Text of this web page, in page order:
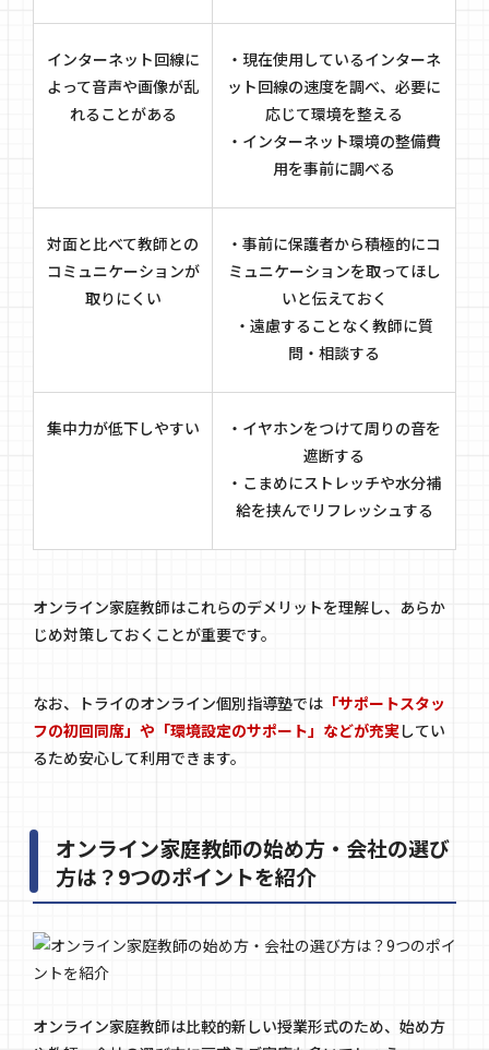
インターネット回線に
よって音声や画像が乱
れることがある
・現在使用しているインターネ
ット回線の速度を調べ、必要に
応じて環境を整える
・インターネット環境の整備費
用を事前に調べる
対面と比べて教師との
コミュニケーションが
取りにくい
・事前に保護者から積極的にコ
ミュニケーションを取ってほし
いと伝えておく
・遠慮することなく教師に質
問・相談する
集中力が低下しやすい
・イヤホンをつけて周りの音を
遮断する
・こまめにストレッチや水分補
給を挟んでリフレッシュする
オンライン家庭教師はこれらのデメリットを理解し、あらか
じめ対策しておくことが重要です。
なお、 トライのオンライン個別指導塾では 「サポートスタッ
フの初回同席」や「環境設定のサポート」などが充実してい
るため安心して利用できます。
オンライン家庭教師の始め方・会社の選び
方は？9つのポイントを紹介
オンライン家庭教師は比較的新しい授業形式のため、始め方